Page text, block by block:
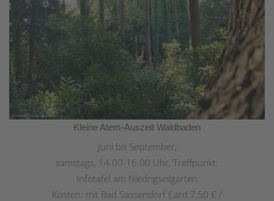
Kleine Atem-Auszeit Waldbaden
Juni bis September,
samstags, 14.00-16.00 Uhr, Treffpunkt:
Infotafel am Niedrigseilgarten
Kosten: mit Bad Sassendorf Card 7,50 € /